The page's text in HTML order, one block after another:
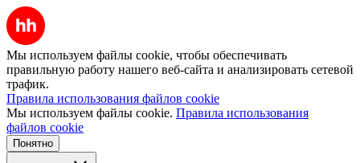
Мы используем файлы cookie, чтобы обеспечивать
правильную работу нашего веб-сайта и анализировать сетевой
трафик.
Правила использования файлов cookie
Мы используем файлы cookie. Правила использования
файлов cookie
Понятно